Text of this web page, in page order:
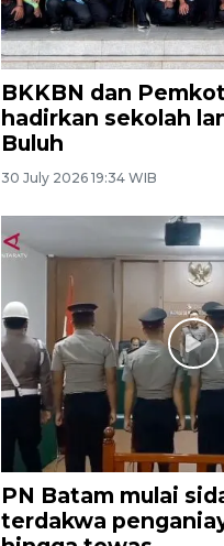
BKKBN dan
hadirkan sekolah
Buluh
30 July 2026 19:34 WIB
PN Batam mulai
terdakwa